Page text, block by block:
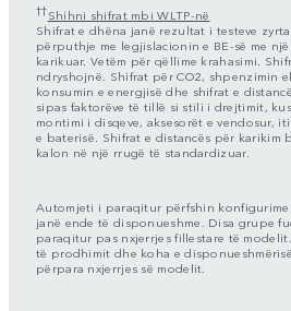
††Shihni shifrat mbi WLTP-në
Shifrat e dhëna janë rezultat i testeve
përputhje me legjislacionin e BE-së me
karikuar. Vetëm për qëllime krahasimi.
ndryshojnë. Shifrat për CO2, shpenzimin
konsumin e energjisë dhe shifrat e
sipas faktorëve të tillë si stili i drejtimit,
montimi i disqeve, aksesorët e vendosur,
e baterisë. Shifrat e distancës për karikim
kalon në një rrugë të standardizuar.
Automjeti i paraqitur përfshin
janë ende të disponueshme. Disa grupe
paraqitur pas nxjerrjes fillestare të
të prodhimit dhe koha e
përpara nxjerrjes së modelit.